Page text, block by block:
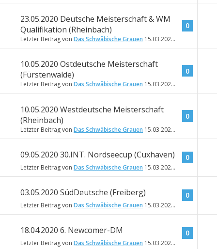
23.05.2020 Deutsche Meisterschaft & WM
Qualifikation (Rheinbach)
Letzter Beitrag von Das Schwäbische Grauen 15.03.2020
0
10.05.2020 Ostdeutsche Meisterschaft
(Fürstenwalde)
Letzter Beitrag von Das Schwäbische Grauen 15.03.2020
0
10.05.2020 Westdeutsche Meisterschaft
(Rheinbach)
Letzter Beitrag von Das Schwäbische Grauen 15.03.2020
0
09.05.2020 30.INT. Nordseecup (Cuxhaven)
Letzter Beitrag von Das Schwäbische Grauen 15.03.2020
0
03.05.2020 SüdDeutsche (Freiberg)
Letzter Beitrag von Das Schwäbische Grauen 15.03.2020
0
18.04.2020 6. Newcomer-DM
Letzter Beitrag von Das Schwäbische Grauen 15.03.2020
0